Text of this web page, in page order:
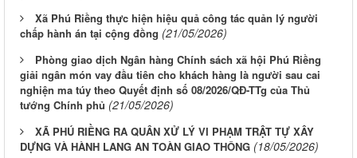
Xã Phú Riềng thực hiện hiệu quả công tác quản lý người
chấp hành án tại cộng đồng (21/05/2026)
Phòng giao dịch Ngân hàng Chính sách xã hội Phú Riềng
giải ngân món vay đầu tiên cho khách hàng là người sau cai
nghiện ma túy theo Quyết định số 08/2026/QĐ-TTg của Thủ
tướng Chính phủ (21/05/2026)
XÃ PHÚ RIỀNG RA QUÂN XỬ LÝ VI PHẠM TRẬT TỰ XÂY
DỰNG VÀ HÀNH LANG AN TOÀN GIAO THÔNG (18/05/2026)